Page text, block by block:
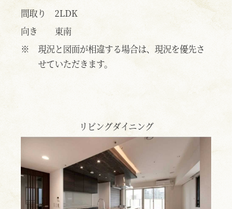
間取り
2LDK
向き
東南
※
現況と図面が相違する場合は、現況を優先さ
せていただきます。
リビングダイニング